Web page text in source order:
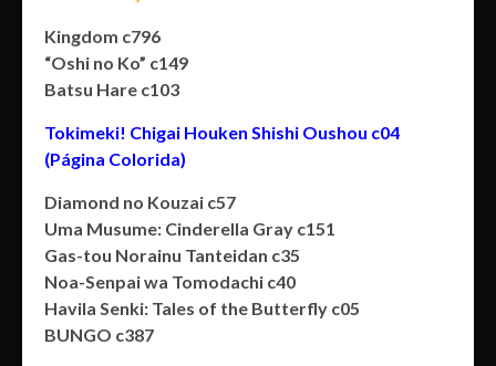
Kingdom c796
“Oshi no Ko” c149
Batsu Hare c103
Tokimeki! Chigai Houken Shishi Oushou c04
(Página Colorida)
Diamond no Kouzai c57
Uma Musume: Cinderella Gray c151
Gas-tou Norainu Tanteidan c35
Noa-Senpai wa Tomodachi c40
Havila Senki: Tales of the Butterfly c05
BUNGO c387